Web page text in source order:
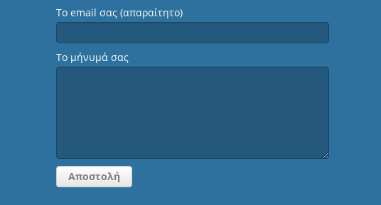
Το email σας (απαραίτητο)
Το μήνυμά σας